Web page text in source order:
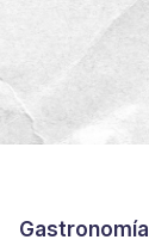
Gastronomía